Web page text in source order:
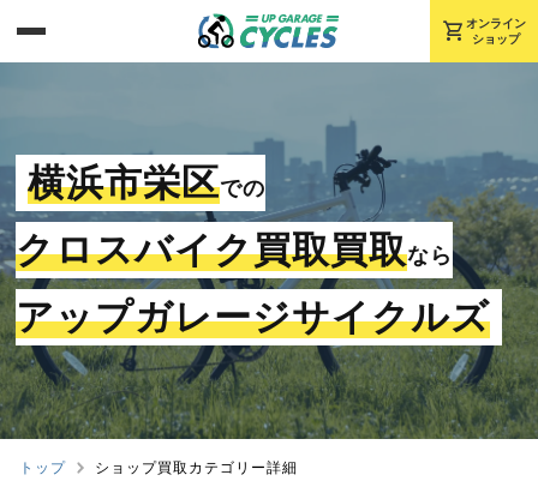
shopping_cart オンライン
ショップ
横浜市栄区での
クロスバイク買取買取なら
アップガレージサイクルズ
トップ ショップ買取カテゴリー詳細